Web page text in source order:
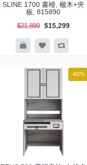
SLINE 1700 書檯, 楹木+夾
板, 815890
$21,899 $15,299
-40%